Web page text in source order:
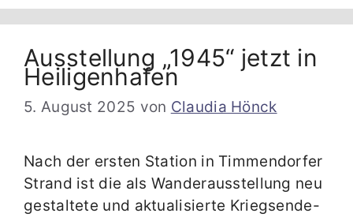
Ausstellung „1945“ jetzt in
Heiligenhafen
5. August 2025 von Claudia Hönck
Nach der ersten Station in Timmendorfer
Strand ist die als Wanderausstellung neu
gestaltete und aktualisierte Kriegsende-